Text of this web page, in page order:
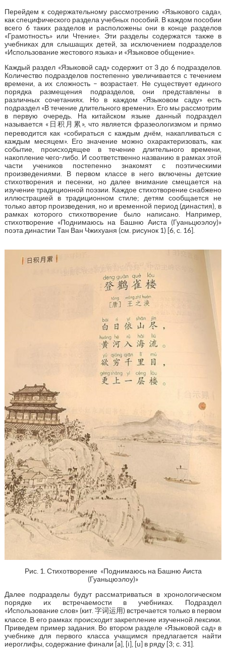
Перейдем к содержательному рассмотрению «Языкового сада»,
как специфического раздела учебных пособий. В каждом пособии
всего 6 таких разделов и расположены они в конце разделов
«Грамотность» или Чтение». Эти разделы содержатся также в
учебниках для слышащих детей, за исключением подразделов
«Использование жестового языка» и «Языковое общение».
Каждый раздел «Языковой сад» содержит от 3 до 6 подразделов.
Количество подразделов постепенно увеличивается с течением
времени, а их сложность – возрастает. Не существует единого
порядка размещения подразделов, они представлены в
различных сочетаниях. Но в каждом «Языковом саду» есть
подраздел «В течение длительного времени». Его мы рассмотрим
в первую очередь. На китайском языке данный подраздел
называется «日积月累», что является фразеологизмом и прямо
переводится как «собираться с каждым днём, накапливаться с
каждым месяцем». Его значение можно охарактеризовать, как
событие, происходящее в течение длительного времени,
накопление чего-либо. И соответственно названию в рамках этой
части учеников постепенно знакомят с поэтическими
произведениями. В первом классе в него включены детские
стихотворения и песенки, но далее внимание смещается на
изучение традиционной поэзии. Каждое стихотворение снабжено
иллюстрацией в традиционном стиле; детям сообщается не
только автор произведения, но и временной период (династия), в
рамках которого стихотворение было написано. Например,
стихотворение «Поднимаюсь на Башню Аиста (Гуаньцюэлоу)»
поэта династии Тан Ван Чжихуаня (см. рисунок 1) [6, с. 16].
Рис. 1. Стихотворение «Поднимаюсь на Башню Аиста
(Гуаньцюэлоу)»
Далее подразделы будут рассматриваться в хронологическом
порядке их встречаемости в учебниках. Подраздел
«Использование слов» (кит. 字词运用) встречается только в первом
классе. В его рамках происходит закрепление изученной лексики.
Приведем пример задания. Во втором разделе «Языковой сад» в
учебнике для первого класса учащимся предлагается найти
иероглифы, содержание финали [a], [i], [u] в ряду [3; с. 31].